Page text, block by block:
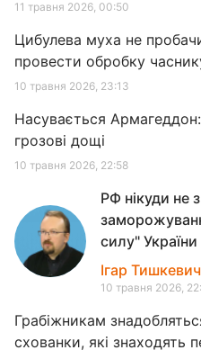
11 травня 2026, 00:50
Цибулева муха не
провести обробку
10 травня 2026, 23:13
Насувається
грозові дощі
10 травня 2026, 22:58
РФ нікуди не
силу" України
Ігар Тишкевич
10 травня 2026,
Грабіжникам
схованки, які знаходять